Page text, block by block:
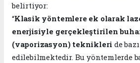
belirtiyor:
“Klasik yöntemlere ek olarak
enerjisiyle gerçekleştirilen
(vaporizasyon) teknikleri de
edilebilmektedir. Bu yöntemlerde